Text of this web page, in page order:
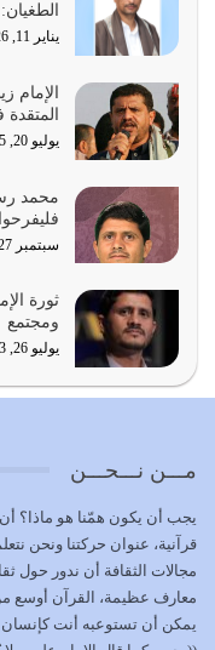
يوليو 23, 2026
بحبل الله جميعاً
يوليو 22, 2026
يشاء ويذل من يشاء
يوليو 21, 2026
كل زمان…
يوليو 19, 2026
الوظيفة عبارة عن
وَالْمُنْفِقِينَ…
يوليو 17, 2026
الاعتصام بحبل الله
وبين الله يترتب عليه
يناير 11, 2026
الإمام
يوليو 20, 2025
محمد
سبتمبر 27, 2023
ثورة
ومجتمع
يوليو 26, 2023
مـــن نـــحـــن
يجب أن يكون همّنا هو ماذا؟ أن
قرآنية، عنوان حركتنا ونحن
مجالات الثقافة أن ندور حول
معارف عظيمة، القرآن أوسع
يمكن أن تستوعبه أنت